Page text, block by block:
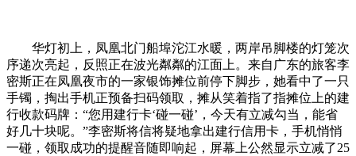
华灯初上，凤凰北门船埠沱江水暖，两岸吊脚楼的灯笼次
序递次亮起，反照正在波光粼粼的江面上。来自广东的旅客李
密斯正在凤凰夜市的一家银饰摊位前停下脚步，她看中了一只
手镯，掏出手机正预备扫码领取，摊从笑着指了指摊位上的建
行收款码牌：“您用建行卡‘碰一碰’，今天有立减勾当，能省
好几十块呢。”李密斯将信将疑地拿出建行信用卡，手机悄悄
一碰，领取成功的提醒音随即响起，屏幕上公然显示立减了25